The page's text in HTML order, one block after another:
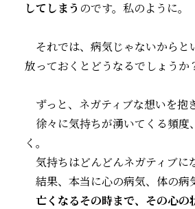
してしまう のです。私のように。
それでは、病気じゃないからと
放っておくとどうなるでしょうか
ずっと、ネガティブな想いを抱
徐々に気持ちが湧いてくる頻度
く。
気持ちはどんどんネガティブに
結果、本当に心の病気、体の病
亡くなるその時まで、その心の